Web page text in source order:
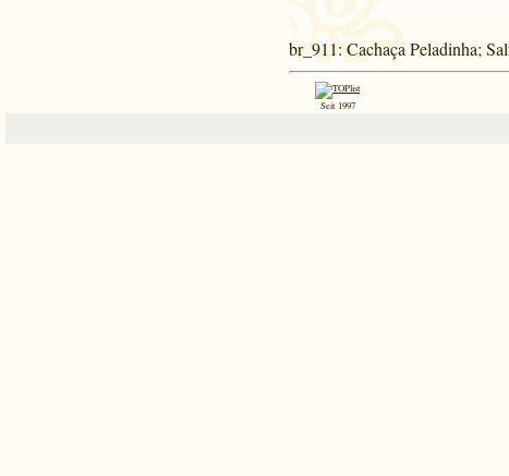
br_911: Cachaça Peladinha;
Seit 1997